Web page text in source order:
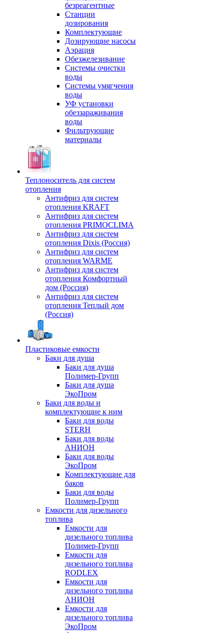
безреагентные
Станции
дозирования
Комплектующие
Дозирующие насосы
Аэрация
Обезжелезивание
Системы очистки
воды
Системы умягчения
воды
УФ установки
обеззараживания
воды
Фильтрующие
материалы
Теплоноситель для систем
отопления
Антифриз для систем
отопления KRAFT
Антифриз для систем
отопления PRIMOCLIMA
Антифриз для систем
отопления Dixis (Россия)
Антифриз для систем
отопления WARME
Антифриз для систем
отопления Комфортный
дом (Россия)
Антифриз для систем
отопления Теплый дом
(Россия)
Пластиковые емкости
Баки для душа
Баки для душа
Полимер-Групп
Баки для душа
ЭкоПром
Баки для воды и
комплектующие к ним
Баки для воды
STERH
Баки для воды
АНИОН
Баки для воды
ЭкоПром
Комплектующие для
баков
Баки для воды
Полимер-Групп
Емкости для дизельного
топлива
Емкости для
дизельного топлива
Полимер-Групп
Емкости для
дизельного топлива
RODLEX
Емкости для
дизельного топлива
АНИОН
Емкости для
дизельного топлива
ЭкоПром